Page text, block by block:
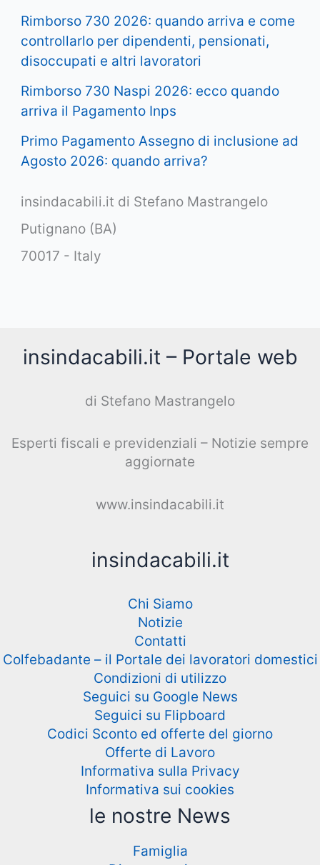
Rimborso 730 2026: quando arriva e come
controllarlo per dipendenti, pensionati,
disoccupati e altri lavoratori
Rimborso 730 Naspi 2026: ecco quando
arriva il Pagamento Inps
Primo Pagamento Assegno di inclusione ad
Agosto 2026: quando arriva?
insindacabili.it di Stefano Mastrangelo
Putignano (BA)
70017 - Italy
insindacabili.it – Portale web
di Stefano Mastrangelo
Esperti fiscali e previdenziali – Notizie sempre
aggiornate
www.insindacabili.it
insindacabili.it
Chi Siamo
Notizie
Contatti
Colfebadante – il Portale dei lavoratori domestici
Condizioni di utilizzo
Seguici su Google News
Seguici su Flipboard
Codici Sconto ed offerte del giorno
Offerte di Lavoro
Informativa sulla Privacy
Informativa sui cookies
le nostre News
Famiglia